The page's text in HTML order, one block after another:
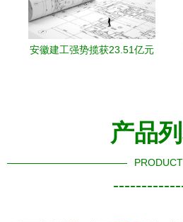
安徽建工强势揽获23.51亿元
产品
PRODUCT